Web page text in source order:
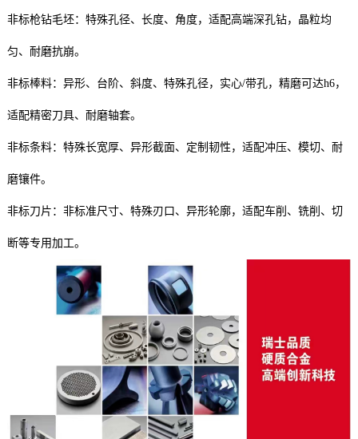
非标枪钻毛坯：特殊孔径、长度、角度，适配高端深孔钻，晶粒均
匀、耐磨抗崩。
非标棒料：异形、台阶、斜度、特殊孔径，实心/带孔，精磨可达h6，
适配精密刀具、耐磨轴套。
非标条料：特殊长宽厚、异形截面、定制韧性，适配冲压、模切、耐
磨镶件。
非标刀片：非标准尺寸、特殊刃口、异形轮廓，适配车削、铣削、切
断等专用加工。